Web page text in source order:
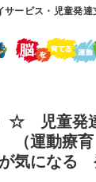
サービス・児童発
☆ 児童発
（運動療
気になる